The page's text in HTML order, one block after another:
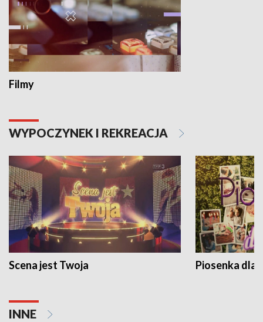
Filmy
WYPOCZYNEK I REKREACJA
Scena jest Twoja Piosenka dla
INNE